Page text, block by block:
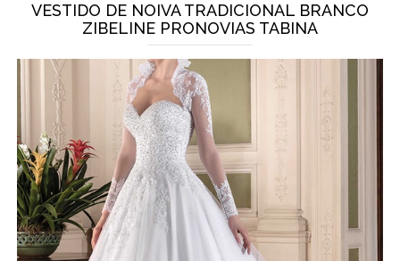
VESTIDO DE NOIVA TRADICIONAL BRANCO
ZIBELINE PRONOVIAS TABINA